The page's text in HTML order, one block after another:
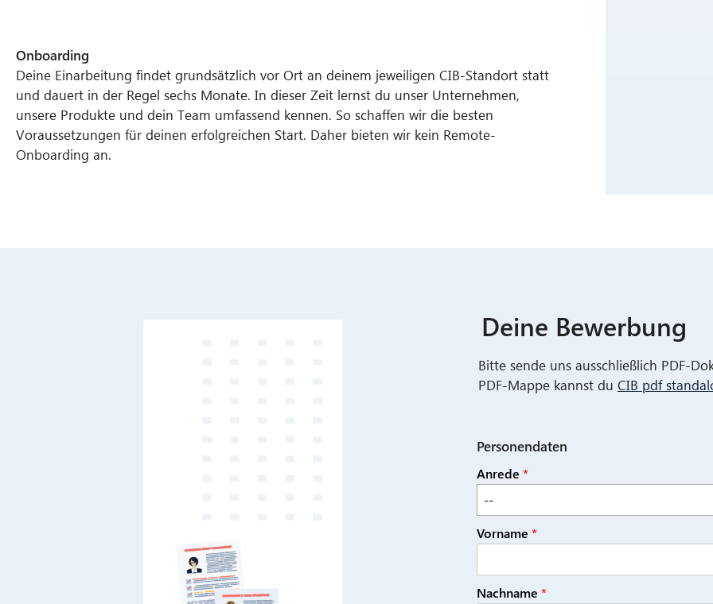
Onboarding
Deine Einarbeitung findet grundsätzlich vor Ort an deinem jeweiligen CIB-Standort statt
und dauert in der Regel sechs Monate. In dieser Zeit lernst du unser Unternehmen,
unsere Produkte und dein Team umfassend kennen. So schaffen wir die besten
Voraussetzungen für deinen erfolgreichen Start. Daher bieten wir kein Remote-
Onboarding an.
Deine Bewerbung
Bitte sende uns ausschließlich PDF-
PDF-Mappe kannst du CIB pdf
Personendaten
Anrede *
--
Vorname *
Nachname *